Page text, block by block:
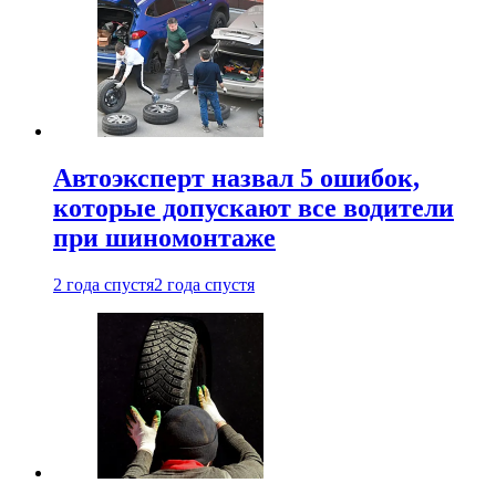
Автоэксперт назвал 5 ошибок,
которые допускают все водители
при шиномонтаже
2 года спустя2 года спустя